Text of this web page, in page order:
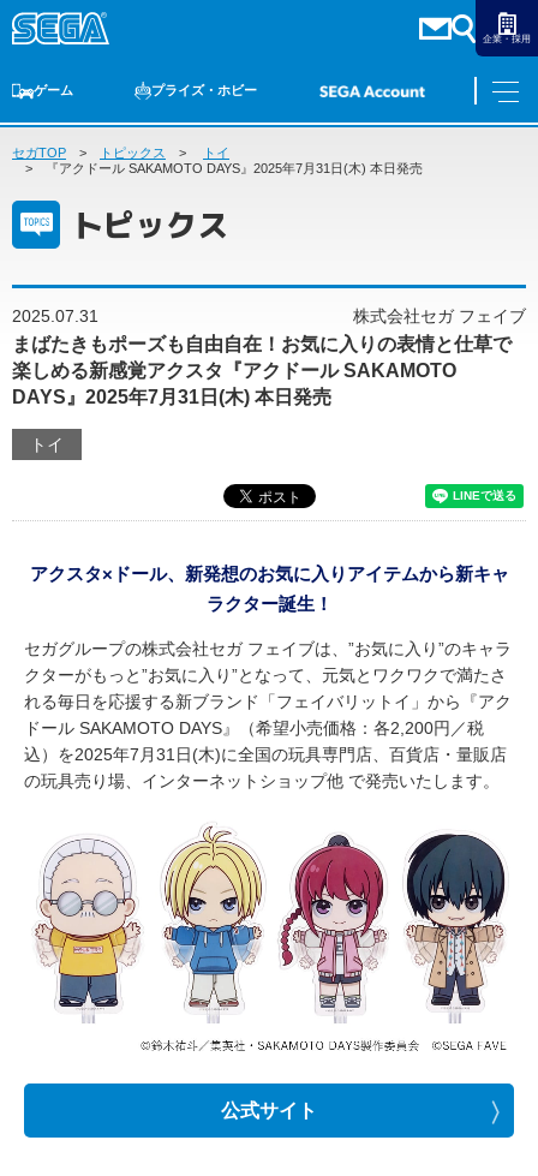
企業・採用
ゲーム
ゲームTOP 家庭用ゲーム
プライズ・ホビー
プライズ トイ S-FIRE
オンライン
ゲーム
ゲームTOP
家庭用ゲーム
スマホゲーム
アーケードゲーム
プライズ・ホビー
トイ
S-FIRE
セガ ラッキーくじ
セガ ラッキーくじ
ダーツ
セガTOP トピックス
トイ
『アクドール SAKAMOTO DAYS』2025年7月31日(木) 本日発売
トピックス
2025.07.31 株式会社セガ フェイブ
まばたきもポーズも自由自在！お気に入りの表情と仕草で
楽しめる新感覚アクスタ『アクドール SAKAMOTO
DAYS』2025年7月31日(木) 本日発売
トイ
アクスタ×ドール、新発想のお気に入りアイテムから新キャ
ラクター誕生！
セガグループの株式会社セガ フェイブは、”お気に入り”のキャラ
クターがもっと”お気に入り”となって、元気とワクワクで満たさ
れる毎日を応援する新ブランド「フェイバリットイ」から『アク
ドール SAKAMOTO DAYS』（希望小売価格：各2,200円／税
込）を2025年7月31日(木)に全国の玩具専門店、百貨店・量販店
の玩具売り場、インターネットショップ他 で発売いたします。
公式サイト